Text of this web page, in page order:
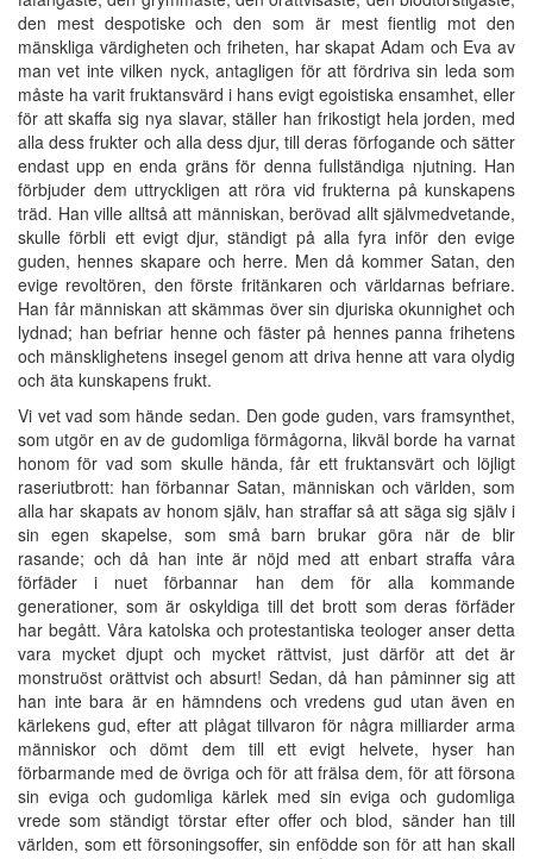
den mest despotiske och den som är mest fientlig mot den
mänskliga värdigheten och friheten, har skapat Adam och Eva av
man vet inte vilken nyck, antagligen för att fördriva sin leda som
måste ha varit fruktansvärd i hans evigt egoistiska ensamhet, eller
för att skaffa sig nya slavar, ställer han frikostigt hela jorden, med
alla dess frukter och alla dess djur, till deras förfogande och sätter
endast upp en enda gräns för denna fullständiga njutning. Han
förbjuder dem uttryckligen att röra vid frukterna på kunskapens
träd. Han ville alltså att människan, berövad allt självmedvetande,
skulle förbli ett evigt djur, ständigt på alla fyra inför den evige
guden, hennes skapare och herre. Men då kommer Satan, den
evige revoltören, den förste fritänkaren och världarnas befriare.
Han får människan att skämmas över sin djuriska okunnighet och
lydnad; han befriar henne och fäster på hennes panna frihetens
och mänsklighetens insegel genom att driva henne att vara olydig
och äta kunskapens frukt.
Vi vet vad som hände sedan. Den gode guden, vars framsynthet,
som utgör en av de gudomliga förmågorna, likväl borde ha varnat
honom för vad som skulle hända, får ett fruktansvärt och löjligt
raseriutbrott: han förbannar Satan, människan och världen, som
alla har skapats av honom själv, han straffar så att säga sig själv i
sin egen skapelse, som små barn brukar göra när de blir
rasande; och då han inte är nöjd med att enbart straffa våra
förfäder i nuet förbannar han dem för alla kommande
generationer, som är oskyldiga till det brott som deras förfäder
har begått. Våra katolska och protestantiska teologer anser detta
vara mycket djupt och mycket rättvist, just därför att det är
monstruöst orättvist och absurt! Sedan, då han påminner sig att
han inte bara är en hämndens och vredens gud utan även en
kärlekens gud, efter att plågat tillvaron för några milliarder arma
människor och dömt dem till ett evigt helvete, hyser han
förbarmande med de övriga och för att frälsa dem, för att försona
sin eviga och gudomliga kärlek med sin eviga och gudomliga
vrede som ständigt törstar efter offer och blod, sänder han till
världen, som ett försoningsoffer, sin enfödde son för att han skall